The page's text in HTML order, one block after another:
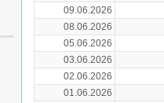
09.06.2026
08.06.2026
05.06.2026
03.06.2026
02.06.2026
01.06.2026